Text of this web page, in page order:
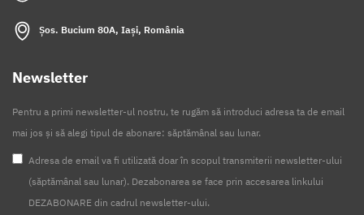
Șos. Bucium 80A, Iași, România
Newsletter
Pentru a primi newsletter-ul nostru, te rugăm să introduci adresa ta de email
mai jos și să alegi tipul de abonare: săptămânal sau lunar.
Adresa de email va fi utilizată doar în scopul transmiterii newsletter-ului
(săptămânal sau lunar). Dezabonarea se face prin accesarea linkului
DEZABONARE din cadrul newsletter-ului.